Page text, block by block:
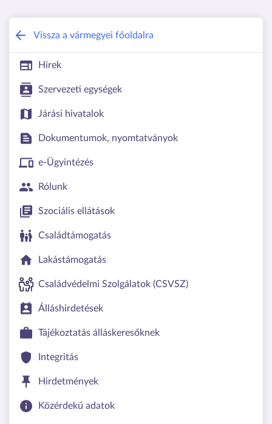
Borsod-Abaúj-Zemplén Vármegyei
Vissza a vármegyei főoldalra
Hírek
Szervezeti egységek
Járási hivatalok
Dokumentumok, nyomtatványok
e-Ügyintézés
Rólunk
Szociális ellátások
Családtámogatás
Lakástámogatás
Családvédelmi Szolgálatok (CSVSZ)
Álláshirdetések
Tájékoztatás álláskeresőknek
Integritás
Hirdetmények
Közérdekű adatok